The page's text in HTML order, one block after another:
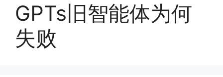
GPTs旧智能体为何
失败